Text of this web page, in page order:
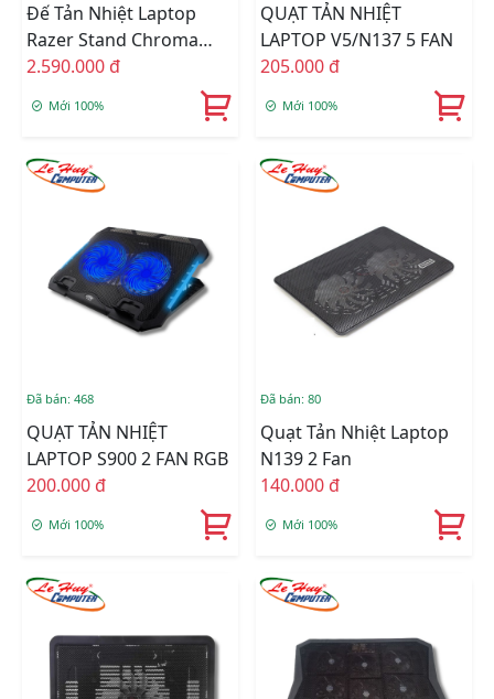
Đế Tản Nhiệt Laptop
Razer Stand Chroma
(RC21-01110200-R3M1)
2.590.000 đ
Mới 100%
QUẠT TẢN NHIỆT
LAPTOP V5/N137 5 FAN
205.000 đ
Mới 100%
Đã bán: 468
QUẠT TẢN NHIỆT
LAPTOP S900 2 FAN RGB
200.000 đ
Mới 100%
Đã bán: 80
Quạt Tản Nhiệt Laptop
N139 2 Fan
140.000 đ
Mới 100%